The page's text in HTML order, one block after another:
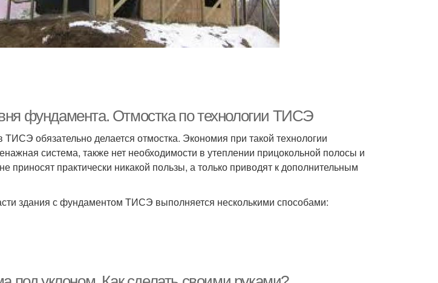
фундамента. Отмостка по технологии ТИСЭ
обязательно делается отмостка. Экономия при такой технологии
система, также нет необходимости в утеплении прицокольной полосы и
приносят практически никакой пользы, а только приводят к дополнительным
здания с фундаментом ТИСЭ выполняется несколькими способами: